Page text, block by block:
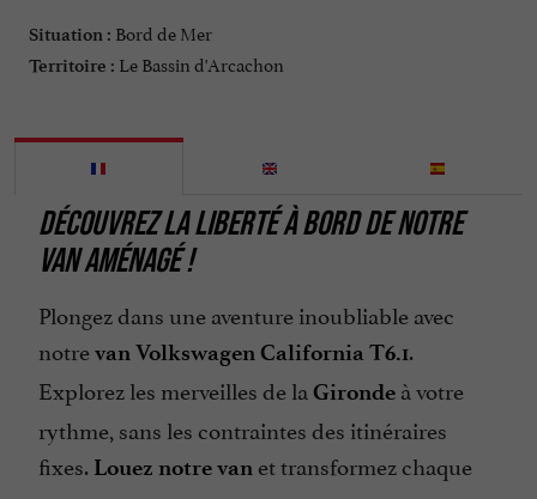
Situation : Bord de Mer
Territoire : Le Bassin d'Arcachon
DÉCOUVREZ LA LIBERTÉ À BORD DE NOTRE
VAN AMÉNAGÉ !
Plongez dans une aventure inoubliable avec
notrevanVolkswagenCalifornia T6.1.
Explorez les merveilles de la Gironde à votre
rythme, sans les contraintes des itinéraires
fixes. Louez notre van et transformez chaque